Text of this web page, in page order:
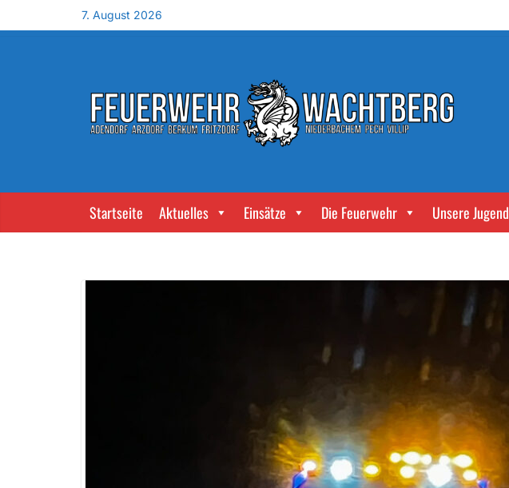
7. August 2026
Startseite Aktuelles Einsätze Die Feuerwehr Unsere Jugend